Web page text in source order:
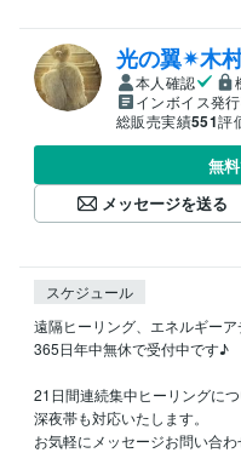
光の翼✴︎木
本人確認
インボイス発
総販売実績551評
無
メッセージを送る
スケジュール
遠隔ヒーリング、エネルギー
365日年中無休で受付中です♪
21日間連続集中ヒーリングにつ
深夜帯も対応いたします。
お気軽にメッセージお問い合わ